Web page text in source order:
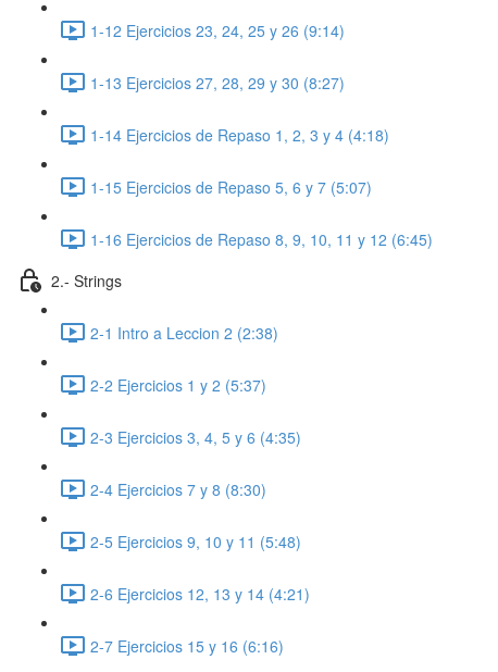
1-12 Ejercicios 23, 24, 25 y 26 (9:14)
1-13 Ejercicios 27, 28, 29 y 30 (8:27)
1-14 Ejercicios de Repaso 1, 2, 3 y 4 (4:18)
1-15 Ejercicios de Repaso 5, 6 y 7 (5:07)
1-16 Ejercicios de Repaso 8, 9, 10, 11 y 12 (6:45)
2.- Strings
2-1 Intro a Leccion 2 (2:38)
2-2 Ejercicios 1 y 2 (5:37)
2-3 Ejercicios 3, 4, 5 y 6 (4:35)
2-4 Ejercicios 7 y 8 (8:30)
2-5 Ejercicios 9, 10 y 11 (5:48)
2-6 Ejercicios 12, 13 y 14 (4:21)
2-7 Ejercicios 15 y 16 (6:16)